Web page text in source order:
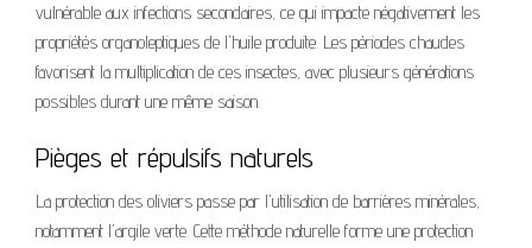
vulnérable aux infections secondaires, ce qui impacte négativement les
propriétés organoleptiques de l'huile produite. Les périodes chaudes
favorisent la multiplication de ces insectes, avec plusieurs générations
possibles durant une même saison.
Pièges et répulsifs naturels
La protection des oliviers passe par l'utilisation de barrières minérales,
notamment l'argile verte. Cette méthode naturelle forme une protection